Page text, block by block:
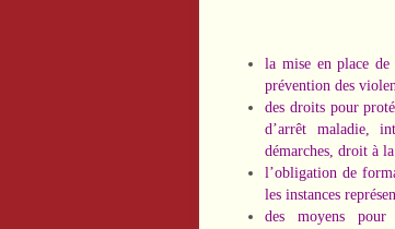
la mise en place de
prévention des
des droits pour
d’arrêt maladie,
démarches, droit à
l’obligation de
les instances
des moyens pour